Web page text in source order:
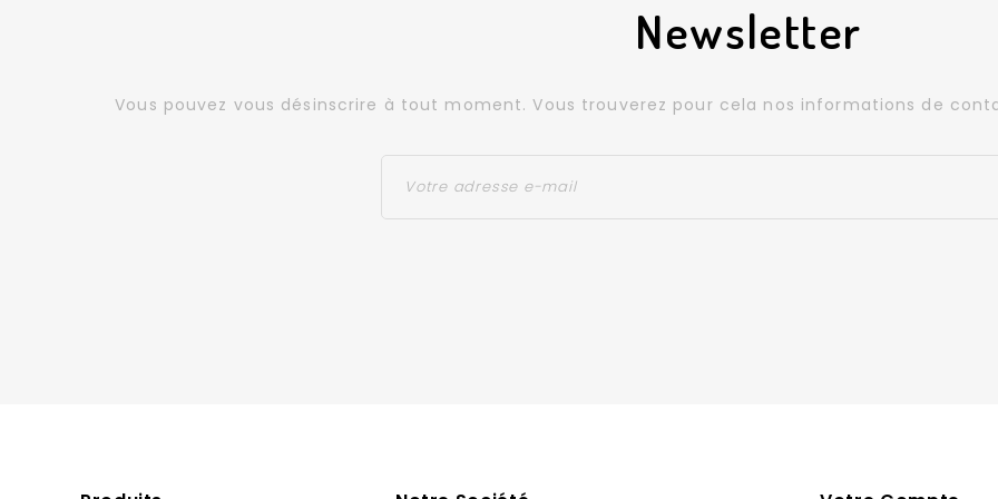
Newsletter
Vous pouvez vous désinscrire à tout moment. Vous trouverez pour cela nos informations de